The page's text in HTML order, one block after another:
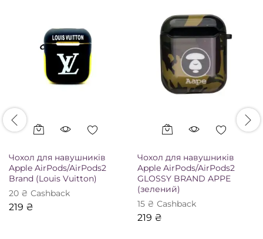
Чохол для навушників
Apple AirPods/AirPods2
Brand (Louis Vuitton)
20 ₴ Сashback
219 ₴
Чохол для навушників
Apple AirPods/AirPods2
GLOSSY BRAND APPE
(зелений)
15 ₴ Сashback
219 ₴